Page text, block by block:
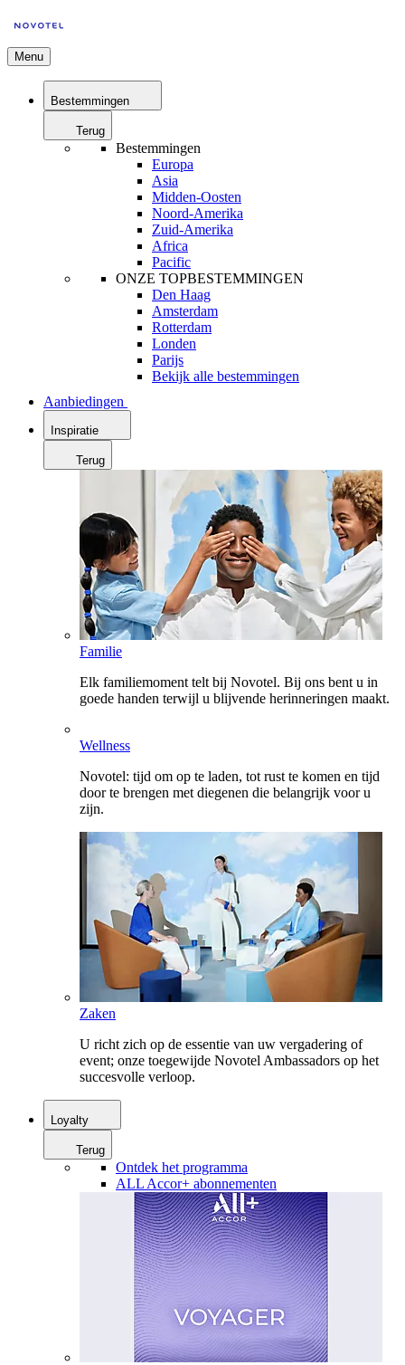
Menu
Bestemmingen
Terug
Bestemmingen
Europa
Asia
Midden-Oosten
Noord-Amerika
Zuid-Amerika
Africa
Pacific
ONZE TOPBESTEMMINGEN
Den Haag
Amsterdam
Rotterdam
Londen
Parijs
Bekijk alle bestemmingen
Aanbiedingen
Inspiratie
Terug
Familie
Elk familiemoment telt bij Novotel. Bij ons bent u in
goede handen terwijl u blijvende herinneringen maakt.
Wellness
Novotel: tijd om op te laden, tot rust te komen en tijd
door te brengen met diegenen die belangrijk voor u
zijn.
Zaken
U richt zich op de essentie van uw vergadering of
event; onze toegewijde Novotel Ambassadors op het
succesvolle verloop.
Loyalty
Terug
Ontdek het programma
ALL Accor+ abonnementen